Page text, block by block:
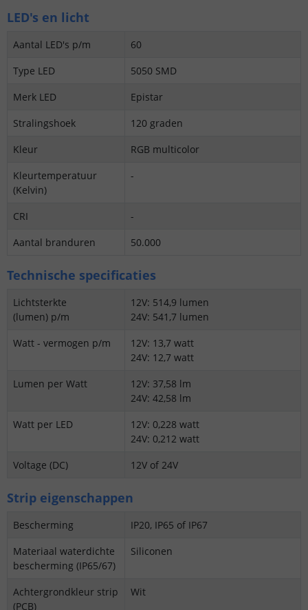
LED's en licht
Aantal LED's p/m
60
Type LED
5050 SMD
Merk LED
Epistar
Stralingshoek
120 graden
Kleur
RGB multicolor
Kleurtemperatuur
(Kelvin)
-
CRI
-
Aantal branduren
50.000
Technische specificaties
Lichtsterkte
(lumen) p/m
12V: 514,9 lumen
24V: 541,7 lumen
Watt - vermogen p/m
12V: 13,7 watt
24V: 12,7 watt
Lumen per Watt
12V: 37,58 lm
24V: 42,58 lm
Watt per LED
12V: 0,228 watt
24V: 0,212 watt
Voltage (DC)
12V of 24V
Strip eigenschappen
Bescherming
IP20, IP65 of IP67
Materiaal waterdichte
bescherming (IP65/67)
Siliconen
Achtergrondkleur strip
(PCB)
Wit